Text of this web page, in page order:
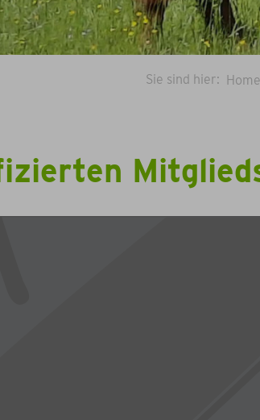
Sie sind hier: Home